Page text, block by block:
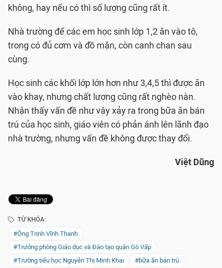
không, hay nếu có thì số lượng cũng rất ít.
Nhà trường để các em học sinh lớp 1,2 ăn vào tô,
trong có đủ cơm và đồ mặn, còn canh chan sau
cùng.
Học sinh các khối lớp lớn hơn như 3,4,5 thì được ăn
vào khay, nhưng chất lượng cũng rất nghèo nàn.
Nhận thấy vấn đề như vậy xảy ra trong bữa ăn bán
trú của học sinh, giáo viên có phản ánh lên lãnh đạo
nhà trường, nhưng vấn đề không được thay đổi.
Việt Dũng
TỪ KHÓA:
#Ông Trịnh Vĩnh Thanh
#Trưởng phòng Giáo dục và Đào tạo quận Gò Vấp
#Trường tiểu học Nguyễn Thị Minh Khai
#bữa ăn bán trú